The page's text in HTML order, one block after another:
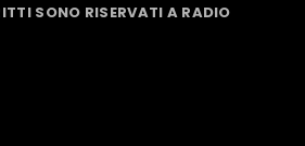
SONO RISERVATI A RADIO